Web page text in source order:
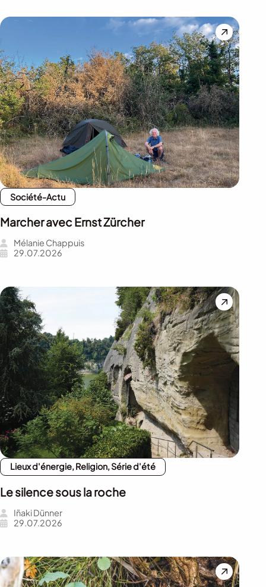
Société-Actu
Marcher avec Ernst Zürcher
Mélanie Chappuis
29.07.2026
Lieux d'énergie, Religion, Série d'été
Le silence sous la roche
Iñaki Dünner
29.07.2026